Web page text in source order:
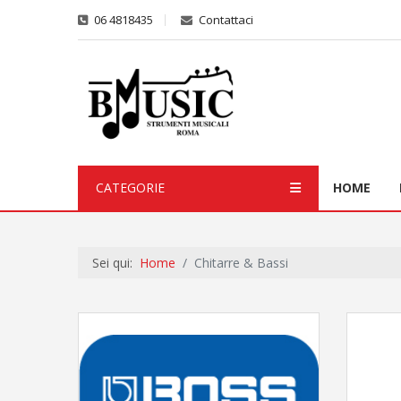
06 4818435 Contattaci
CATEGORIE HOME
Sei qui: Home Chitarre & Bassi